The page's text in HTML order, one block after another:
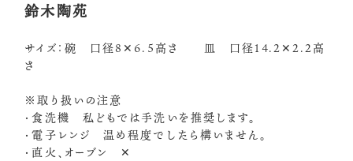
鈴木陶苑
サイズ：碗 口径8✕6.5高さ 皿 口径14.2✕2.2高
さ
※取り扱いの注意
・食洗機 私どもでは手洗いを推奨します。
・電子レンジ 温め程度でしたら構いません。
・直火、オーブン ✕